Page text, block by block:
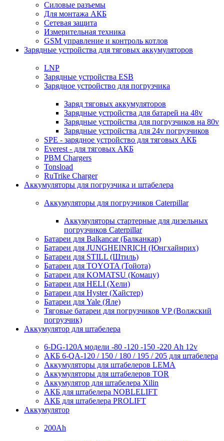
Силовые разъемы
Для монтажа АКБ
Сетевая защита
Измерительная техника
GSM управление и контроль котлов
Зарядные устройства для тяговых аккумуляторов
LNP
Зарядные устройства ESB
Зарядное устройство для погрузчика
Заряд тяговых аккумуляторов
Зарядные устройства для батарей на 48v
Зарядные устройства для погрузчиков на 80v
Зарядные устройства для 24v погрузчиков
SPE - зарядное устройство для тяговых АКБ
Everest - для тяговых АКБ
PBM Chargers
Tonsload
RuTrike Charger
Аккумуляторы для погрузчика и штабелера
Аккумуляторы для погрузчиков Caterpillar
Аккумуляторы стартерные для дизельных
погрузчиков Caterpillar
Батареи для Balkancar (Балканкар)
Батареи для JUNGHEINRICH (Юнгхайнрих)
Батареи для STILL (Штиль)
Батареи для TOYOTA (Тойота)
Батареи для KOMATSU (Комацу)
Батареи для HELI (Хели)
Батареи для Hyster (Хайстер)
Батареи для Yale (Яле)
Тяговые батареи для погрузчиков VP (Волжский
погрузчик)
Аккумулятор для штабелера
6-DG-120A модели -80 -120 -150 -220 Ah 12v
АКБ 6-QA-120 / 150 / 180 / 195 / 205 для штабелера
Аккумуляторы для штабелеров LEMA
Аккумуляторы для штабелеров TOR
Аккумулятор для штабелера Xilin
АКБ для штабелера NOBLELIFT
АКБ для штабелера PROLIFT
Аккумулятор
200Ah